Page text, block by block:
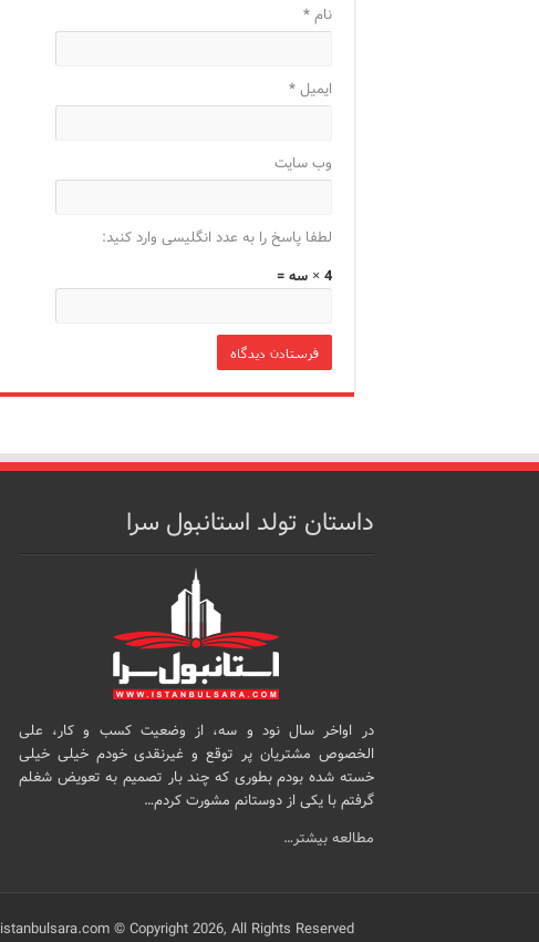
نام*
ایمیل*
وب‌ سایت
لطفا پاسخ را به عدد انگلیسی وارد کنید:
4 × سه =
داستان تولد استانبول سرا
در اواخر سال نود و سه، از وضعیت کسب و کار، علی
الخصوص مشتریان پر توقع و غیرنقدی خودم خیلی خیلی
خسته شده بودم بطوری که چند بار تصمیم به تعویض شغلم
گرفتم با یکی از دوستانم مشورت کردم…
مطالعه بیشتر…
istanbulsara.com © Copyright 2026, All Rights Reserved